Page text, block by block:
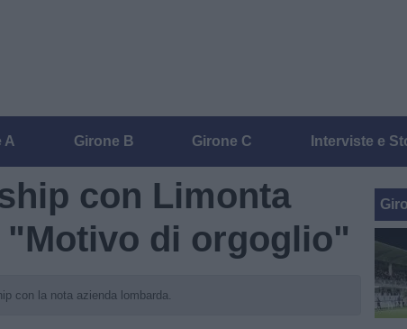
A Girone B Girone C Interviste e
con Limonta
di orgoglio"
con la nota azienda lombarda.